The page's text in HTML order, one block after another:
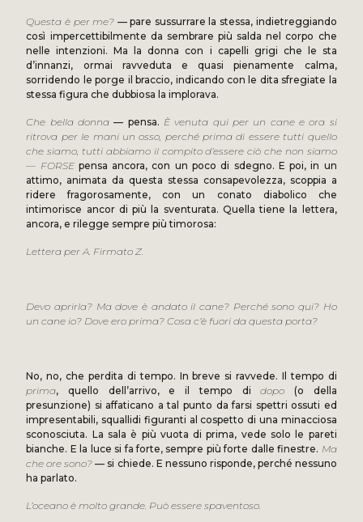
Questa è per me? — pare sussurrare la stessa, indietreggiando
così impercettibilmente da sembrare più salda nel corpo che
nelle intenzioni. Ma la donna con i capelli grigi che le sta
d’innanzi, ormai ravveduta e quasi pienamente calma,
sorridendo le porge il braccio, indicando con le dita sfregiate la
stessa figura che dubbiosa la implorava.
Che bella donna — pensa. È venuta qui per un cane e ora si
ritrova per le mani un osso, perché prima di essere tutti quello
che siamo, tutti abbiamo il compito d’essere ciò che non siamo
— FORSE pensa ancora, con un poco di sdegno. E poi, in un
attimo, animata da questa stessa consapevolezza, scoppia a
ridere fragorosamente, con un conato diabolico che
intimorisce ancor di più la sventurata. Quella tiene la lettera,
ancora, e rilegge sempre più timorosa:
Lettera per A. Firmato Z.
Devo aprirla? Ma dove è andato il cane? Perché sono qui? Ho
un cane io? Dove ero prima? Cosa c’è fuori da questa porta?
No, no, che perdita di tempo. In breve si ravvede. Il tempo di
prima, quello dell’arrivo, e il tempo didopo (o della
presunzione) si affaticano a tal punto da farsi spettri ossuti ed
impresentabili, squallidi figuranti al cospetto di una minacciosa
sconosciuta. La sala è più vuota di prima, vede solo le pareti
bianche. E la luce si fa forte, sempre più forte dalle finestre. Ma
che ore sono? — si chiede. E nessuno risponde, perché nessuno
ha parlato.
L’oceano è molto grande. Può essere spaventoso.